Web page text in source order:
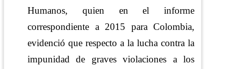
Humanos, quien en el informe
correspondiente a 2015 para Colombia,
evidenció querespecto a lalucha contra la
impunidad de graves violaciones a los